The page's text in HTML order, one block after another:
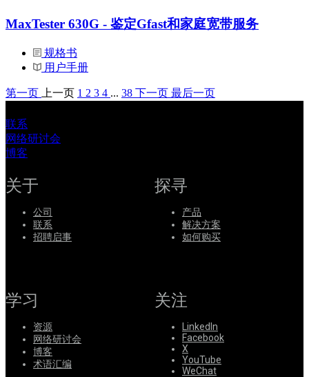
MaxTester 630G - 鉴定Gfast和家庭宽带服务
规格书
用户手册
第一页 上一页 1 2 3 4 ... 38 下一页 最后一页
联系
网络研讨会
博客
关于
公司
联系
招聘启事
探寻
产品
解决方案
如何购买
学习
资源
网络研讨会
博客
术语汇编
关注
LinkedIn
Facebook
X
YouTube
WeChat